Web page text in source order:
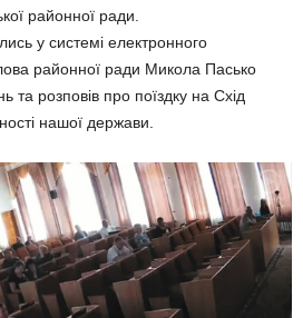
районної ради.
у системі електронного
районної ради Микола Пасько
та розповів про поїздку на Схід
нашої держави.